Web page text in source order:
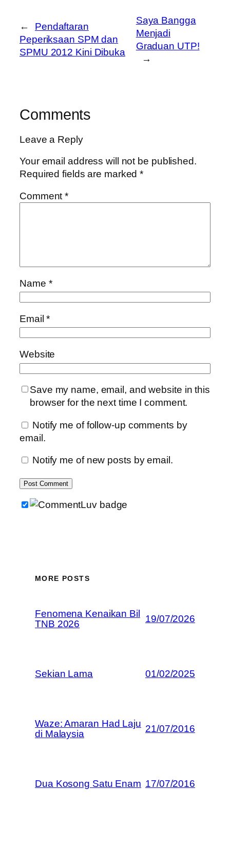
←
Pendaftaran
Peperiksaan SPM dan
SPMU 2012 Kini Dibuka
Saya Bangga
Menjadi
Graduan UTP!
→
Comments
Leave a Reply
Your email address will not be published.
Required fields are marked*
Comment*
Name *
Email*
Website
Save my name, email, and website in this
browser for the next time I comment.
Notify me of follow-up comments by
email.
Notify me of new posts by email.
MORE POSTS
Fenomena Kenaikan Bil
TNB 2026
19/07/2026
Sekian Lama 01/02/2025
Waze: Amaran Had Laju
di Malaysia
21/07/2016
Dua Kosong Satu Enam 17/07/2016